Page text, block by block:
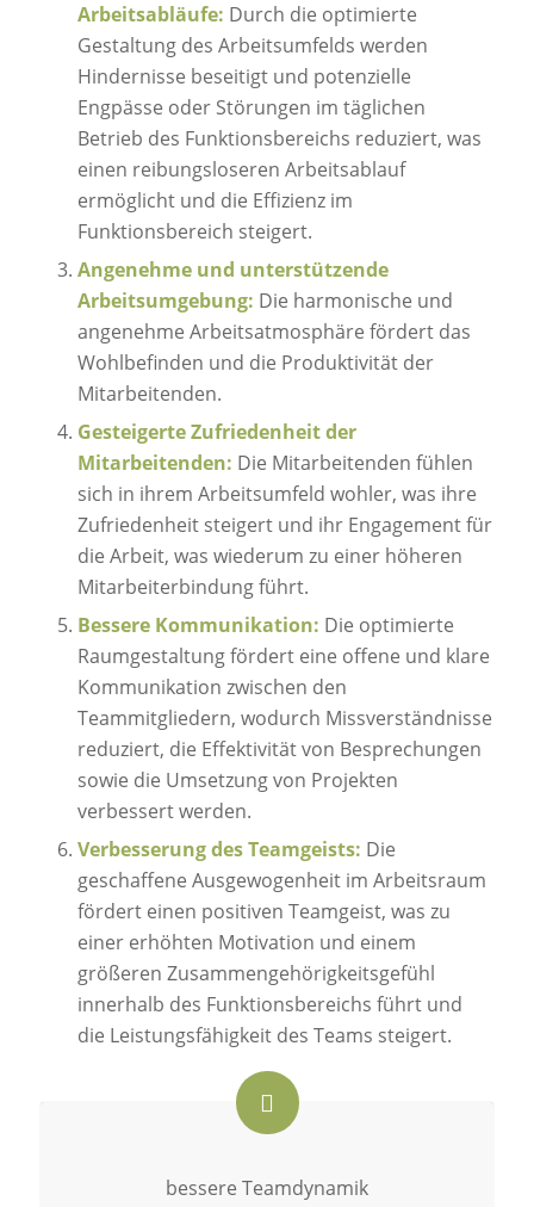
Arbeitsabläufe: Durch die optimierte
Gestaltung des Arbeitsumfelds werden
Hindernisse beseitigt und potenzielle
Engpässe oder Störungen im täglichen
Betrieb des Funktionsbereichs reduziert, was
einen reibungsloseren Arbeitsablauf
ermöglicht und die Effizienz im
Funktionsbereich steigert.
Angenehme und unterstützende
Arbeitsumgebung: Die harmonische und
angenehme Arbeitsatmosphäre fördert das
Wohlbefinden und die Produktivität der
Mitarbeitenden.
Gesteigerte Zufriedenheit der
Mitarbeitenden: Die Mitarbeitenden fühlen
sich in ihrem Arbeitsumfeld wohler, was ihre
Zufriedenheit steigert und ihr Engagement für
die Arbeit, was wiederum zu einer höheren
Mitarbeiterbindung führt.
Bessere Kommunikation: Die optimierte
Raumgestaltung fördert eine offene und klare
Kommunikation zwischen den
Teammitgliedern, wodurch Missverständnisse
reduziert, die Effektivität von Besprechungen
sowie die Umsetzung von Projekten
verbessert werden.
Verbesserung des Teamgeists: Die
geschaffene Ausgewogenheit im Arbeitsraum
fördert einen positiven Teamgeist, was zu
einer erhöhten Motivation und einem
größeren Zusammengehörigkeitsgefühl
innerhalb des Funktionsbereichs führt und
die Leistungsfähigkeit des Teams steigert.
bessere Teamdynamik